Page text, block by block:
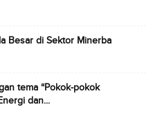
Besar di Sektor Minerba
tema “Pokok-pokok
dan...